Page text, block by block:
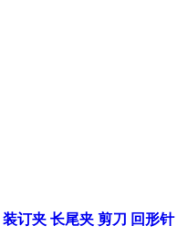
装订夹 长尾夹 剪刀 回形针